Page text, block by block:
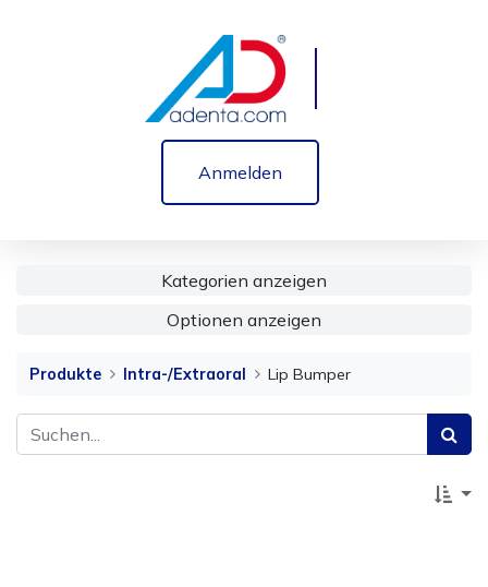
Anmelden
Kategorien anzeigen
Optionen anzeigen
Produkte Intra-/Extraoral Lip Bumper